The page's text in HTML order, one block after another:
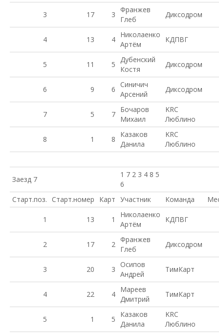
3 17 3
Франжев
Глеб
Диксодром
4 13 4
Николаенко
Артём
КДПВГ
5 11 5
Дубенский
Костя
Диксодром
6 9 6
Синичич
Арсений
Диксодром
7 5 7
Бочаров
Михаил
KRC
Люблино
8 1 8
Казаков
Данила
KRC
Люблино
Заезд 7
1 7 2 3 4 8 5
6
Старт.поз.
Старт.номер Карт Участник Команда
1 13 1
Николаенко
Артём
КДПВГ
2 17 2
Франжев
Глеб
Диксодром
3 20 3
Осипов
Андрей
ТимКарт
4 22 4
Мареев
Дмитрий
ТимКарт
5 1 5
Казаков
Данила
KRC
Люблино